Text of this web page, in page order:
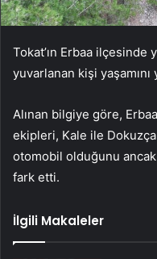
Tokat’ın Erbaa ilçesinde
yuvarlanan kişi yaşamını
Alınan bilgiye göre,
ekipleri, Kale ile
otomobil olduğunu ancak
fark etti.
İlgili Makaleler